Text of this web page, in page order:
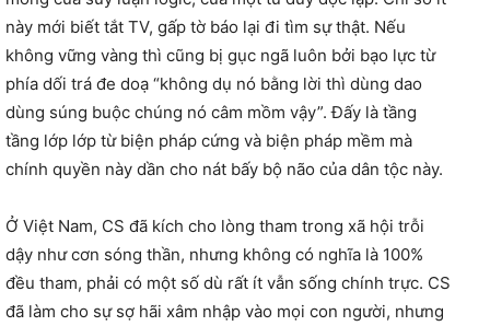
này mới biết tắt TV, gấp tờ báo lại đi tìm sự thật. Nếu
không vững vàng thì cũng bị gục ngã luôn bởi bạo lực từ
phía dối trá đe doạ “không dụ nó bằng lời thì dùng dao
dùng súng buộc chúng nó câm mồm vậy”. Đấy là tầng
tầng lớp lớp từ biện pháp cứng và biện pháp mềm mà
chính quyền này dần cho nát bấy bộ não của dân tộc này.
Ở Việt Nam, CS đã kích cho lòng tham trong xã hội trỗi
dậy như cơn sóng thần, nhưng không có nghĩa là 100%
đều tham, phải có một số dù rất ít vẫn sống chính trực. CS
đã làm cho sự sợ hãi xâm nhập vào mọi con người, nhưng